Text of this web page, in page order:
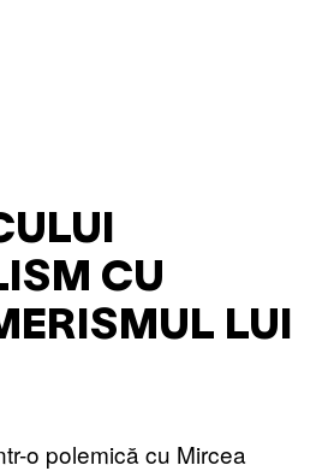
CU
LUI
o polemică cu Mircea